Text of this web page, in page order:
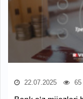
22.07.2025 65